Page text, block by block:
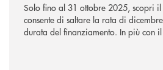
Solo fino al 31 ottobre 2025, scopri il
consente di saltare la rata di
durata del finanziamento. In più con il